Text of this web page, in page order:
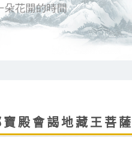
殿會謁地藏王菩